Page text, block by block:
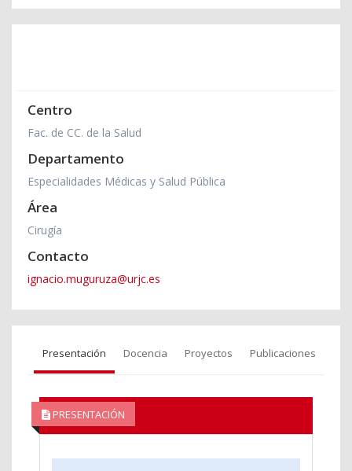
Centro
Fac. de CC. de la Salud
Departamento
Especialidades Médicas y Salud Pública
Área
Cirugía
Contacto
ignacio.muguruza@urjc.es
Presentación Docencia Proyectos Publicaciones
PRESENTACIÓN